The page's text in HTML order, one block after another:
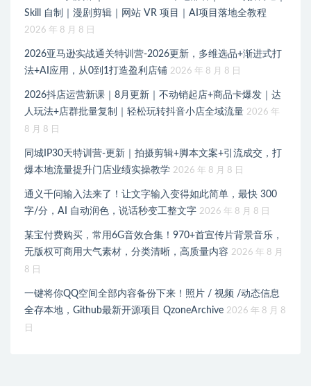
Skill 自制｜漫剧剪辑｜网站 VR 项目｜AI项目落地全教程
2026 年 8 月 8 日
2026亚马逊实战通关特训营-2026更新，多维选品+渐进式打
法+AI应用，从0到1打造盈利店铺 2026 年 8 月 8 日
2026抖店运营新课｜8月更新｜不动销起店+商品卡爆发｜达
人玩法+店群批量复制｜轻松玩转抖音小店全域流量 2026 年
8 月 8 日
同城IP30天特训营-更新｜拍摄剪辑+脚本文案+引流成交，打
爆本地流量提升门店业绩实操教学 2026 年 8 月 8 日
通义千问输入法来了！让文字输入变得如此简单，最快 300
字/分，AI 自动润色，说话秒变工整文字 2026 年 8 月 8 日
某宝付费购买，常用6G音效合集！970+首宣传片背景音乐，
无版权可商用大气素材，分类清晰，高质量内容 2026 年 8 月
8 日
一键将你QQ空间全部内容备份下来！照片 / 视频 /动态信息
全存本地，Github最新开源项目 QzoneArchive 2026 年 8 月 8
日